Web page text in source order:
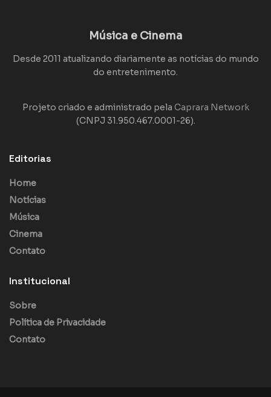
Música e Cinema
Desde 2011 atualizando diariamente as notícias do mundo
do entretenimento.
Projeto criado e administrado pela Caprara Network
(CNPJ 31.950.467.0001-26).
Editorias
Home
Notícias
Música
Cinema
Contato
Institucional
Sobre
Política de Privacidade
Contato